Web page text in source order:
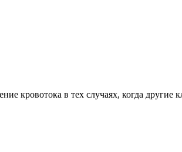
кровотока в тех случаях, когда другие